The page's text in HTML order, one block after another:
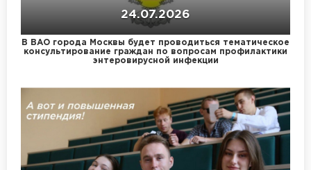
24.07.2026
В ВАО города Москвы будет проводиться тематическое
консультирование граждан по вопросам профилактики
энтеровирусной инфекции